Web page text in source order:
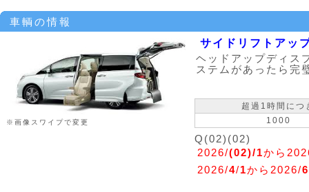
車輌の情報
※画像スワイプで変更
サイドリフトアッ
ヘッドアップディス
ステムがあったら完
超過1時間につ
1000
Q(02)(02)
2026/(02)/1から
2026/4/1から2026/6